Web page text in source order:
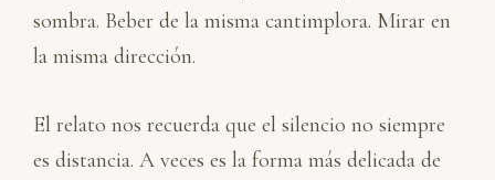
sombra. Beber de la misma cantimplora. Mirar en
la misma dirección.
El relato nos recuerda que el silencio no siempre
es distancia. A veces es la forma más delicada de